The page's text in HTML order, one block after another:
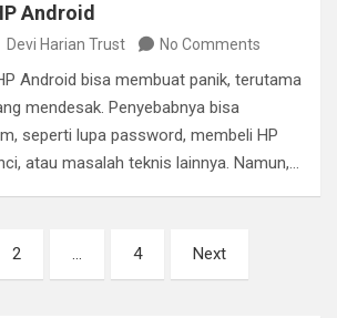
Android
Devi Harian Trust No Comments
Android bisa membuat panik, terutama
mendesak. Penyebabnya bisa
seperti lupa password, membeli HP
atau masalah teknis lainnya. Namun,…
2 … 4 Next